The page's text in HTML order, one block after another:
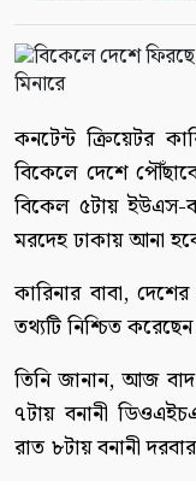
কনটেন্ট ক্রিয়েটর
বিকেলে দেশে
বিকেল ৫টায় ইউএস-
মরদেহ ঢাকায় আনা
কারিনার বাবা,
তথ্যটি নিশ্চিত
তিনি জানান, আজ বাদ
৭টায় বনানী
রাত ৮টায় বনানী